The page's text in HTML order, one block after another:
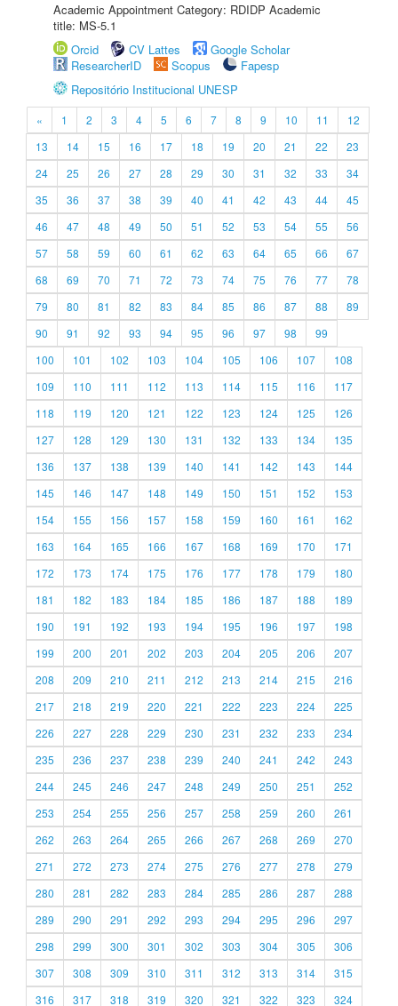
Academic Appointment Category: RDIDP Academic
title: MS-5.1
Orcid
CV Lattes
Google Scholar
ResearcherID
Scopus
Fapesp
Repositório Institucional UNESP
« 1 2 3 4 5 6 7 8 9 10 11
12
13
14 15 16 17 18 19 20 21 22
23
24
25 26 27 28 29 30 31 32 33
34
35
36 37 38 39 40 41 42 43 44
45
46
47 48 49 50 51 52 53 54 55
56
57
58 59 60 61 62 63 64 65 66
67
68
69 70 71 72 73 74 75 76 77
78
79
80 81 82 83 84 85 86 87 88
89
90
91 92 93 94 95 96 97 98
99
100
101 102 103 104 105 106 107
108
109
110 111 112 113 114 115 116
117
118
119 120 121 122 123 124 125
126
127
128 129 130 131 132 133 134
135
136
137 138 139 140 141 142 143
144
145
146 147 148 149 150 151 152
153
154
155 156 157 158 159 160 161
162
163
164 165 166 167 168 169 170
171
172
173 174 175 176 177 178 179
180
181
182 183 184 185 186 187 188
189
190
191 192 193 194 195 196 197
198
199
200 201 202 203 204 205 206
207
208
209 210 211 212 213 214 215
216
217
218 219 220 221 222 223 224
225
226
227 228 229 230 231 232 233
234
235
236 237 238 239 240 241 242
243
244
245 246 247 248 249 250 251
252
253
254 255 256 257 258 259 260
261
262
263 264 265 266 267 268 269
270
271
272 273 274 275 276 277 278
279
280
281 282 283 284 285 286 287
288
289
290 291 292 293 294 295 296
297
298
299 300 301 302 303 304 305
306
307
308 309 310 311 312 313 314
315
316
317 318 319 320 321 322 323 324